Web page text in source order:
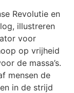
Revolutie en
illustreren
voor
op vrijheid
de massa’s.
mensen de
in de strijd